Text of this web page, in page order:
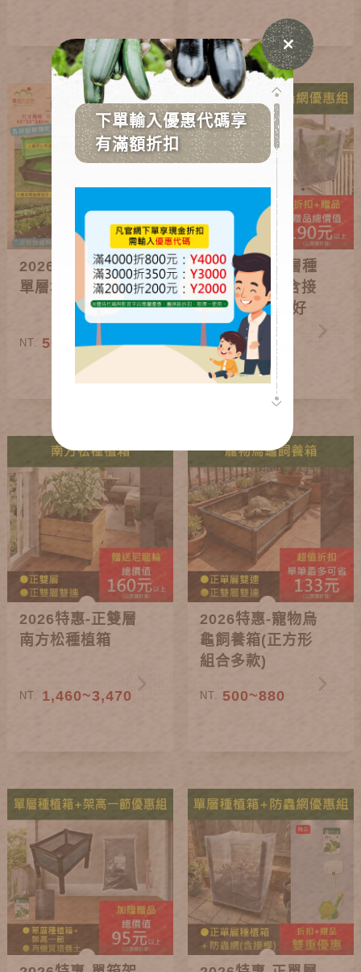
2026特惠-簡易式
單層堆肥箱
NT. 500
2026特惠-單層種
植箱+防蟲網含接
桿(輪子+種植好
禮)
NT. 500
2026特惠-正雙層
南方松種植箱
NT. 1,460~3,470
2026特惠-寵物烏
龜飼養箱(正方形
組合多款)
NT. 500~880